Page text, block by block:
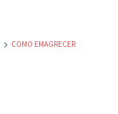
COMO EMAGRECER